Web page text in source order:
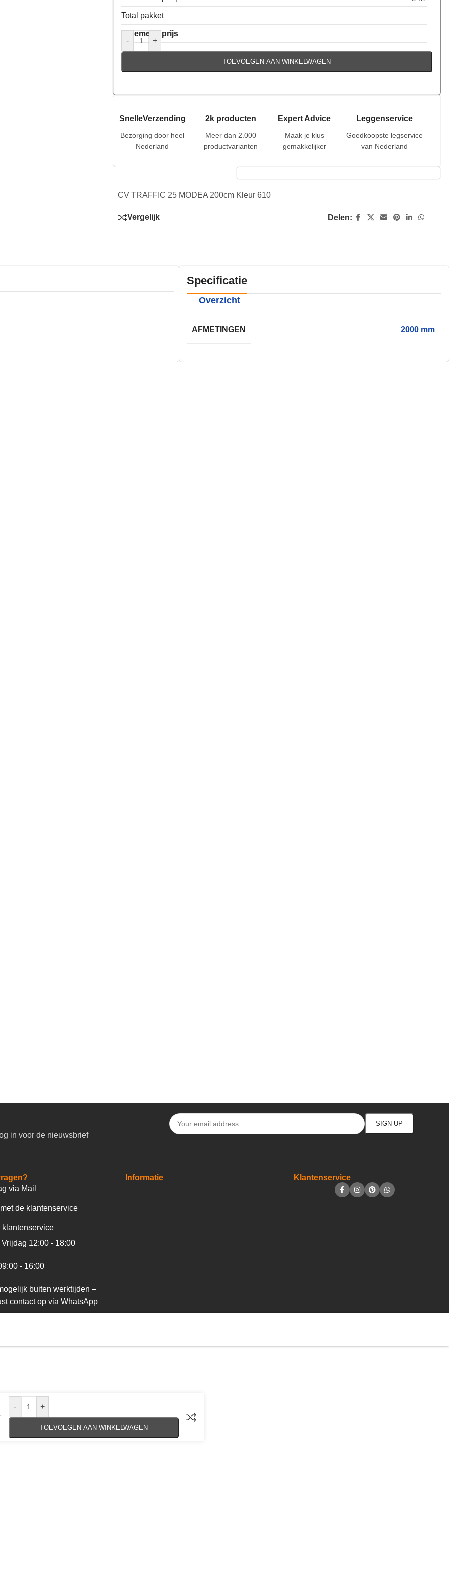
Total pakket
Algemene prijs
-
+
TOEVOEGEN AAN WINKELWAGEN
SnelleVerzending
Bezorging door heel
Nederland
2k producten
Meer dan 2.000
productvarianten
Expert Advice
Maak je klus
gemakkelijker
Leggenservice
Goedkoopste legservice
van Nederland
CV TRAFFIC 25 MODEA 200cm Kleur 610
Vergelijk Delen:
Specificatie
Overzicht
AFMETINGEN 2000 mm
in voor de nieuwsbrief
via Mail
de klantenservice
klantenservice
12:00 - 18:00
- 16:00
buiten werktijden –
contact op via WhatsApp
Informatie Klantenservice
- +
TOEVOEGEN AAN WINKELWAGEN